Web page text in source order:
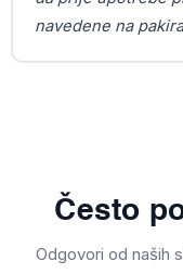
navedene na
Često
Odgovori od naših